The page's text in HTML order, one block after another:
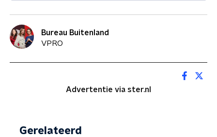
Bureau Buitenland
VPRO
Advertentie via ster.nl
Gerelateerd